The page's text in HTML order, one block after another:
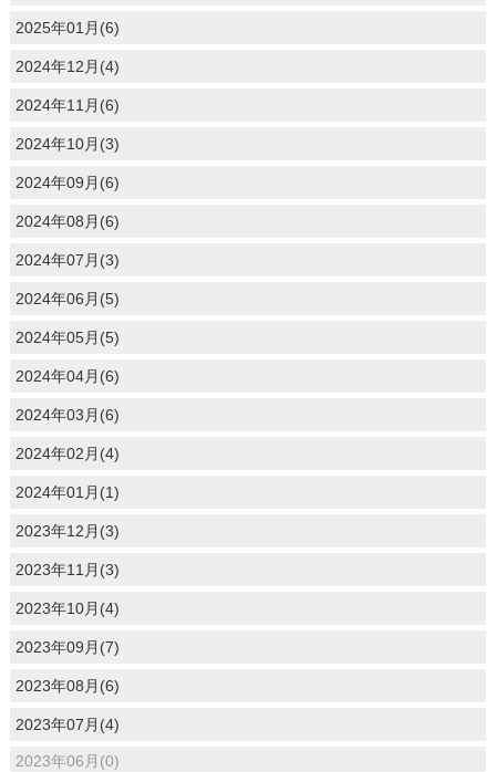
2025年01月(6)
2024年12月(4)
2024年11月(6)
2024年10月(3)
2024年09月(6)
2024年08月(6)
2024年07月(3)
2024年06月(5)
2024年05月(5)
2024年04月(6)
2024年03月(6)
2024年02月(4)
2024年01月(1)
2023年12月(3)
2023年11月(3)
2023年10月(4)
2023年09月(7)
2023年08月(6)
2023年07月(4)
2023年06月(0)